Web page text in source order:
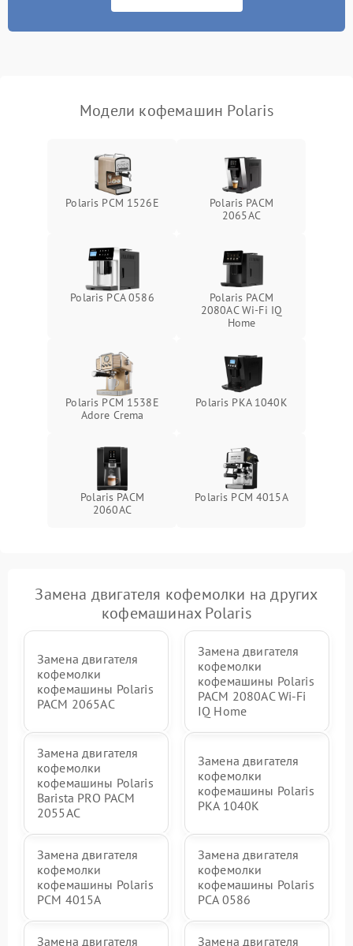
Модели кофемашин Polaris
Polaris PCM 1526E
Polaris PACM
2065AC
Polaris PCA 0586
Polaris PACM
2080AC Wi-Fi IQ
Home
Polaris PCM 1538E
Adore Crema
Polaris PKA 1040K
Polaris PACM
2060AC
Polaris PCM 4015A
Замена двигателя кофемолки на других
кофемашинах Polaris
Замена двигателя
кофемолки
кофемашины Polaris
PACM 2065AC
Замена двигателя
кофемолки
кофемашины Polaris
PACM 2080AC Wi-Fi
IQ Home
Замена двигателя
кофемолки
кофемашины Polaris
Barista PRO PACM
2055AC
Замена двигателя
кофемолки
кофемашины Polaris
PKA 1040K
Замена двигателя
кофемолки
кофемашины Polaris
PCM 4015A
Замена двигателя
кофемолки
кофемашины Polaris
PCA 0586
Замена двигателя Замена двигателя